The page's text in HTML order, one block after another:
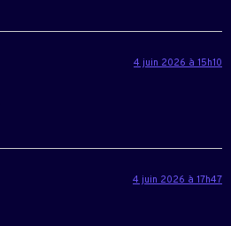
4 juin 2026 à 15h10
4 juin 2026 à 17h47